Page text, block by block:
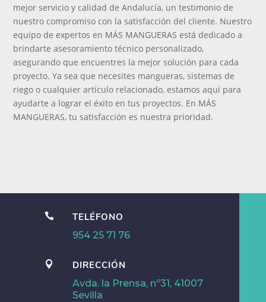
mejor servicio y calidad de Andalucía, un testimonio de
nuestro compromiso con la satisfacción del cliente. Nuestro
equipo de expertos en MÁS MANGUERAS está dedicado a
brindarte asesoramiento técnico personalizado,
asegurando que encuentres la mejor solución para cada
proyecto. Ya sea que necesites mangueras, sistemas de
riego o cualquier artículo relacionado, estamos aquí para
ayudarte a lograr el éxito en tus proyectos. En MÁS
MANGUERAS, tu satisfacción es nuestra prioridad.
 TELÉFONO
954 25 71 76
 DIRECCIÓN
Avda. la Prensa, nº31, 41007
Sevilla